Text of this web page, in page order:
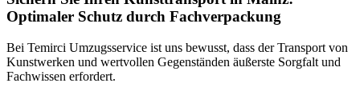
Optimaler Schutz durch Fachverpackung
Bei Temirci Umzugsservice ist uns bewusst, dass der Transport von
Kunstwerken und wertvollen Gegenständen äußerste Sorgfalt und
Fachwissen erfordert.